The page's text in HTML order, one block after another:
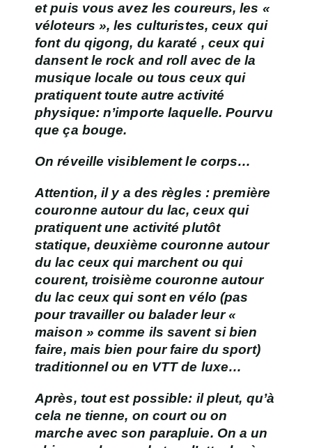
et puis vous avez les coureurs, les «
véloteurs », les culturistes, ceux qui
font du qigong, du karaté , ceux qui
dansent le rock and roll avec de la
musique locale ou tous ceux qui
pratiquent toute autre activité
physique: n’importe laquelle. Pourvu
que ça bouge.
On réveille visiblement le corps…
Attention, il y a des règles : première
couronne autour du lac, ceux qui
pratiquent une activité plutôt
statique, deuxième couronne autour
du lac ceux qui marchent ou qui
courent, troisième couronne autour
du lac ceux qui sont en vélo (pas
pour travailler ou balader leur «
maison » comme ils savent si bien
faire, mais bien pour faire du sport)
traditionnel ou en VTT de luxe…
Après, tout est possible: il pleut, qu’à
cela ne tienne, on court ou on
marche avec son parapluie. On a un